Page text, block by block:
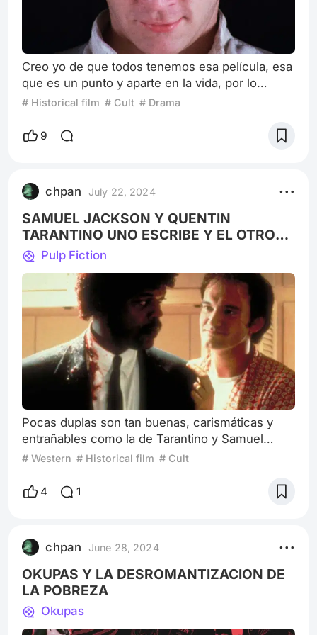
Creo yo de que todos tenemos esa película, esa
que es un punto y aparte en la vida, por lo
menos en los que nos dedicamos a hacer
día por la mañana en plena cuarentena vi la
falta de motivación me hacia sentir todos los
días iguales y muy rápidos, era muy joven y
# Historical film # Cult # Drama
9
chpan July 22, 2024
SAMUEL JACKSON Y QUENTIN
TARANTINO UNO ESCRIBE Y EL OTRO
BAILA CON EL DIALOGO.
Pulp Fiction
Pocas duplas son tan buenas, carismáticas y
entrañables como la de Tarantino y Samuel
Jackson. Samuel Jackson no solo salió en la
Quentin siempre se ocupó de darle algunos de
escribe su personajes, y es que se caracterizan
siempre por mas allá de una profundidad m
# Western # Historical film # Cult
4 1
chpan June 28, 2024
OKUPAS Y LA DESROMANTIZACION DE
LA POBREZA
Okupas